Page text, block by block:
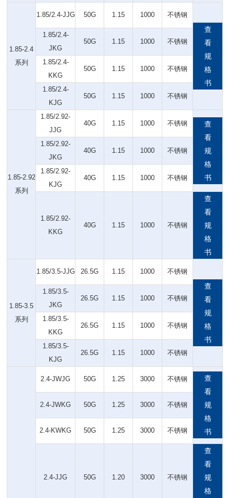
1.85-2.4
系列
1.85/2.4-JJG 50G 1.15 1000 不锈钢
查
看
规
格
书
1.85/2.4-
JKG
50G 1.15 1000 不锈钢
1.85/2.4-
KKG
50G 1.15 1000 不锈钢
1.85/2.4-
KJG
50G 1.15 1000 不锈钢
1.85-2.92
系列
1.85/2.92-
JJG
40G 1.15 1000 不锈钢
查
看
规
格
书
1.85/2.92-
JKG
40G 1.15 1000 不锈钢
1.85/2.92-
KJG
40G 1.15 1000 不锈钢
1.85/2.92-
KKG
40G 1.15 1000 不锈钢
查
看
规
格
书
1.85-3.5
系列
1.85/3.5-JJG 26.5G 1.15 1000 不锈钢
查
看
规
格
书
1.85/3.5-
JKG
26.5G 1.15 1000 不锈钢
1.85/3.5-
KKG
26.5G 1.15 1000 不锈钢
1.85/3.5-
KJG
26.5G 1.15 1000 不锈钢
2.4-JWJG 50G 1.25 3000 不锈钢
查
看
规
格
书
2.4-JWKG 50G 1.25 3000 不锈钢
2.4-KWKG 50G 1.25 3000 不锈钢
2.4-JJG 50G 1.20 3000 不锈钢
查
看
规
格